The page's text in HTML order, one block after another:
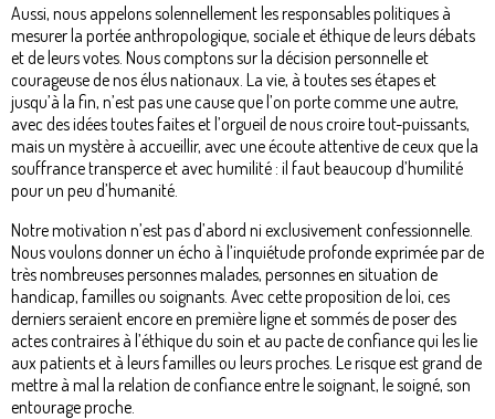
Aussi, nous appelons solennellement les responsables politiques à
mesurer la portée anthropologique, sociale et éthique de leurs débats
et de leurs votes. Nous comptons sur la décision personnelle et
courageuse de nos élus nationaux. La vie, à toutes ses étapes et
jusqu’à la fin, n’est pas une cause que l’on porte comme une autre,
avec des idées toutes faites et l’orgueil de nous croire tout-puissants,
mais un mystère à accueillir, avec une écoute attentive de ceux que la
souffrance transperce et avec humilité : il faut beaucoup d’humilité
pour un peu d’humanité.
Notre motivation n’est pas d’abord ni exclusivement confessionnelle.
Nous voulons donner un écho à l’inquiétude profonde exprimée par de
très nombreuses personnes malades, personnes en situation de
handicap, familles ou soignants. Avec cette proposition de loi, ces
derniers seraient encore en première ligne et sommés de poser des
actes contraires à l’éthique du soin et au pacte de confiance qui les lie
aux patients et à leurs familles ou leurs proches. Le risque est grand de
mettre à mal la relation de confiance entre le soignant, le soigné, son
entourage proche.